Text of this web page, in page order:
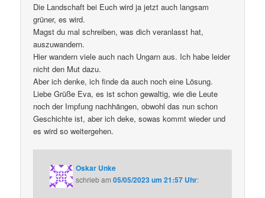
Die Landschaft bei Euch wird ja jetzt auch langsam
grüner, es wird.
Magst du mal schreiben, was dich veranlasst hat,
auszuwandern.
Hier wandern viele auch nach Ungarn aus. Ich habe leider
nicht den Mut dazu.
Aber ich denke, ich finde da auch noch eine Lösung.
Liebe Grüße Eva, es ist schon gewaltig, wie die Leute
noch der Impfung nachhängen, obwohl das nun schon
Geschichte ist, aber ich deke, sowas kommt wieder und
es wird so weitergehen.
Oskar Unke
schriebam05/05/2023 um 21:57 Uhr: